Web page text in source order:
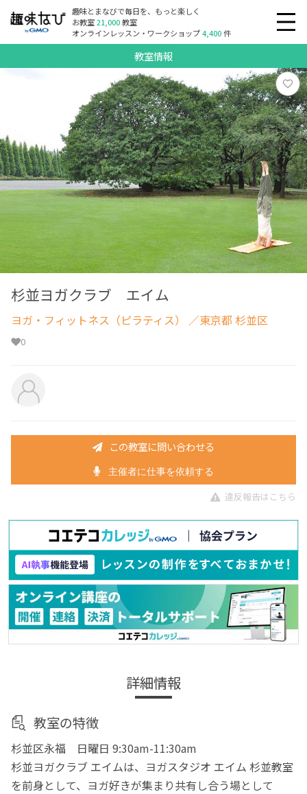
趣味とまなびで毎日を、もっと楽しく
お教室21,000教室
オンラインレッスン・ワークショップ4,400件
教室情報
杉並ヨガクラブ エイム
ヨガ・フィットネス（ピラティス） ／東京都 杉並区
0
この教室に問い合わせる
主催者に仕事を依頼する
違反報告はこちら
詳細情報
教室の特徴
杉並区永福 日曜日 9:30am-11:30am
杉並ヨガクラブ エイムは、ヨガスタジオ エイム 杉並教室
を前身として、ヨガ好きが集まり共有し合う場として